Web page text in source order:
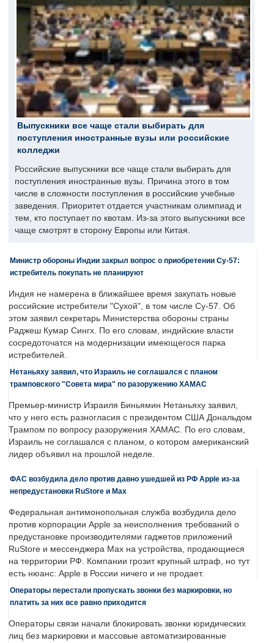
Выпускники все чаще стали выбирать для
поступления иностранные вузы или российские
колледжи
Российские выпускники все чаще стали выбирать для
поступления иностранные вузы. Причина этого в том
числе в сложности поступления в российские учебные
заведения. Приоритет отдается участникам олимпиад и
тем, кто поступает по квотам. Из-за этого выпускники все
чаще смотрят в сторону Европы или Китая.
Министр обороны Индии закрыл вопрос о приобретении Су-57:
истребитель покупать не планируют
Индия не намерена в ближайшее время закупать новые
российские истребители "Сухой", в том числе Су-57. Об
этом заявил секретарь Министерства обороны страны
Раджеш Кумар Сингх. По его словам, индийские власти
сосредоточатся на модернизации имеющегося парка
истребителей.
Нетаньяху заявил, что Израиль не соглашался с планом
трамповского "Совета мира" по разоружению ХАМАС
Премьер-министр Израиля Биньямин Нетаньяху заявил,
что у него есть разногласия с президентом США Дональдом
Трампом по вопросу разоружения ХАМАС. По его словам,
Израиль не соглашался с планом, о котором американский
лидер объявил на прошлой неделе.
ФАС возбудила дело против давно ушедшей из РФ Apple из-за
непредустановки RuStore и Max
Федеральная антимонопольная служба возбудила дело
против корпорации Apple за неисполнения требований о
предустановке производителями гаджетов приложений
RuStore и мессенджера Max на устройства, продающиеся
на территории РФ. Компании грозит крупный штраф, но тут
есть нюанс: Apple в России ничего и не продает.
Операторы перестали пропускать звонки без маркировки, но
платить за них все равно приходится
Операторы связи начали блокировать звонки юридических
лиц без маркировки и массовые автоматизированные